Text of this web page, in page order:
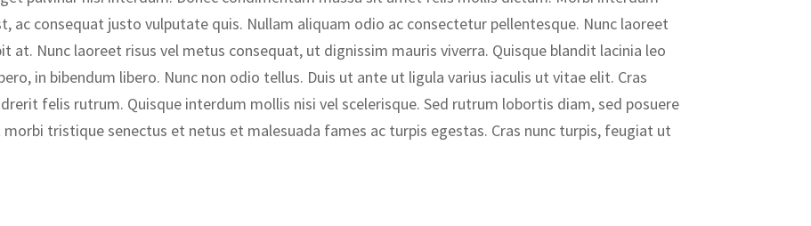
ac consequat justo vulputate quis. Nullam aliquam odio ac consectetur pellentesque. Nunc laoreet
at. Nunc laoreet risus vel metus consequat, ut dignissim mauris viverra. Quisque blandit lacinia leo
in bibendum libero. Nunc non odio tellus. Duis ut ante ut ligula varius iaculis ut vitae elit. Cras
felis rutrum. Quisque interdum mollis nisi vel scelerisque. Sed rutrum lobortis diam, sed posuere
tristique senectus et netus et malesuada fames ac turpis egestas. Cras nunc turpis, feugiat ut